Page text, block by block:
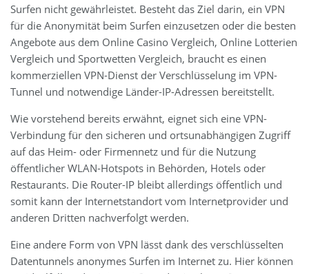
Surfen nicht gewährleistet. Besteht das Ziel darin, ein VPN
für die Anonymität beim Surfen einzusetzen oder die besten
Angebote aus dem Online Casino Vergleich, Online Lotterien
Vergleich und Sportwetten Vergleich, braucht es einen
kommerziellen VPN-Dienst der Verschlüsselung im VPN-
Tunnel und notwendige Länder-IP-Adressen bereitstellt.
Wie vorstehend bereits erwähnt, eignet sich eine VPN-
Verbindung für den sicheren und ortsunabhängigen Zugriff
auf das Heim- oder Firmennetz und für die Nutzung
öffentlicher WLAN-Hotspots in Behörden, Hotels oder
Restaurants. Die Router-IP bleibt allerdings öffentlich und
somit kann der Internetstandort vom Internetprovider und
anderen Dritten nachverfolgt werden.
Eine andere Form von VPN lässt dank des verschlüsselten
Datentunnels anonymes Surfen im Internet zu. Hier können